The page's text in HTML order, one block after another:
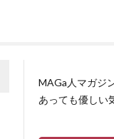
MAGa人マガジ
あっても優しい